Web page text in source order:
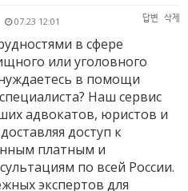
07.23 12:01 답변 삭제
в сфере
или уголовного
в помощи
Наш сервис
адвокатов, юристов и
доступ к
платным и
по всей России.
экспертов для